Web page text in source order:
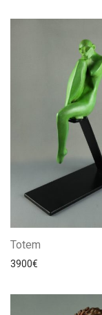
Totem
3900€